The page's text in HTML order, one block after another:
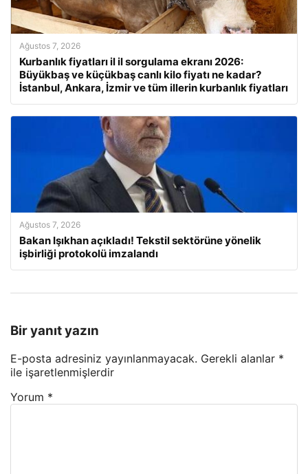
Ağustos 7, 2026
Kurbanlık fiyatları il il sorgulama ekranı 2026:
Büyükbaş ve küçükbaş canlı kilo fiyatı ne kadar?
İstanbul, Ankara, İzmir ve tüm illerin kurbanlık fiyatları
Ağustos 7, 2026
Bakan Işıkhan açıkladı! Tekstil sektörüne yönelik
işbirliği protokolü imzalandı
Bir yanıt yazın
E-posta adresiniz yayınlanmayacak. Gerekli alanlar *
ile işaretlenmişlerdir
Yorum *